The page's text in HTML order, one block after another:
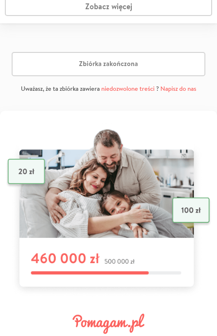
Zobacz więcej
Zbiórka zakończona
Uważasz, że ta zbiórka zawiera niedozwolone treści? Napisz do nas